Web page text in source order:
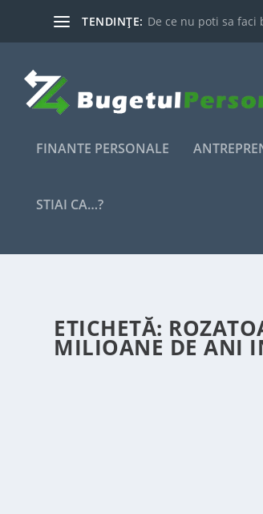
TENDINȚE: De ce nu poti sa faci
FINANTE PERSONALE
STIAI CA…?
ETICHETĂ:
MILIOANE DE ANI